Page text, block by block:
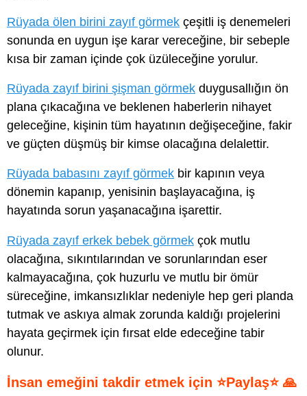
Rüyada ölen birini zayıf görmek çeşitli iş denemeleri
sonunda en uygun işe karar vereceğine, bir sebeple
kısa bir zaman içinde çok üzüleceğine yorulur.
Rüyada zayıf birini şişman görmek duygusallığın ön
plana çıkacağına ve beklenen haberlerin nihayet
geleceğine, kişinin tüm hayatının değişeceğine, fakir
ve güçten düşmüş bir kimse olacağına delalettir.
Rüyada babasını zayıf görmek bir kapının veya
dönemin kapanıp, yenisinin başlayacağına, iş
hayatında sorun yaşanacağına işarettir.
Rüyada zayıf erkek bebek görmek çok mutlu
olacağına, sıkıntılarından ve sorunlarından eser
kalmayacağına, çok huzurlu ve mutlu bir ömür
süreceğine, imkansızlıklar nedeniyle hep geri planda
tutmak ve askıya almak zorunda kaldığı projelerini
hayata geçirmek için fırsat elde edeceğine tabir
olunur.
İnsan emeğini takdir etmek için ⭐Paylaş⭐ 🙏